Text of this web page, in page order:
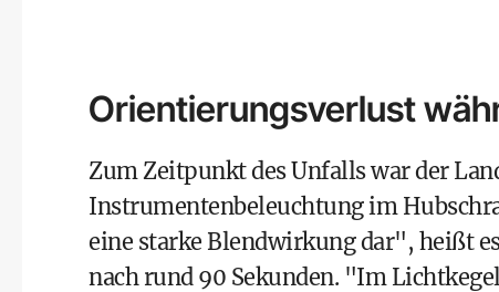
Orientierungsverlust
Zum Zeitpunkt des Unfalls war der
Instrumentenbeleuchtung im
eine starke Blendwirkung dar", heißt
nach rund 90 Sekunden. "Im